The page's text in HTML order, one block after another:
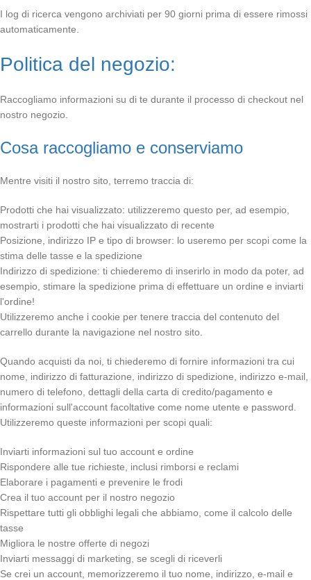
I log di ricerca vengono archiviati per 90 giorni prima di essere rimossi
automaticamente.
Politica del negozio:
Raccogliamo informazioni su di te durante il processo di checkout nel
nostro negozio.
Cosa raccogliamo e conserviamo
Mentre visiti il nostro sito, terremo traccia di:
Prodotti che hai visualizzato: utilizzeremo questo per, ad esempio,
mostrarti i prodotti che hai visualizzato di recente
Posizione, indirizzo IP e tipo di browser: lo useremo per scopi come la
stima delle tasse e la spedizione
Indirizzo di spedizione: ti chiederemo di inserirlo in modo da poter, ad
esempio, stimare la spedizione prima di effettuare un ordine e inviarti
l'ordine!
Utilizzeremo anche i cookie per tenere traccia del contenuto del
carrello durante la navigazione nel nostro sito.
Quando acquisti da noi, ti chiederemo di fornire informazioni tra cui
nome, indirizzo di fatturazione, indirizzo di spedizione, indirizzo e-mail,
numero di telefono, dettagli della carta di credito/pagamento e
informazioni sull'account facoltative come nome utente e password.
Utilizzeremo queste informazioni per scopi quali:
Inviarti informazioni sul tuo account e ordine
Rispondere alle tue richieste, inclusi rimborsi e reclami
Elaborare i pagamenti e prevenire le frodi
Crea il tuo account per il nostro negozio
Rispettare tutti gli obblighi legali che abbiamo, come il calcolo delle
tasse
Migliora le nostre offerte di negozi
Inviarti messaggi di marketing, se scegli di riceverli
Se crei un account, memorizzeremo il tuo nome, indirizzo, e-mail e